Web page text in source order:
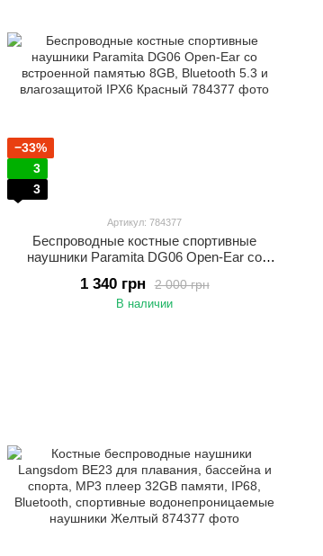
−33%
3
3
Артикул: 784377
Беспроводные костные спортивные
наушники Paramita DG06 Open-Ear со
влагозащитой IPX6 Красный
2 000 грн
1 340 грн
В наличии